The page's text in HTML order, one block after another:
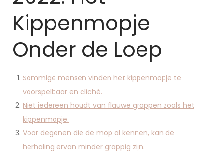
Kippenmopje
Onder de Loep
Sommige mensen vinden het kippenmopje te
voorspelbaar en cliché.
Niet iedereen houdt van flauwe grappen zoals het
kippenmopje.
Voor degenen die de mop al kennen, kan de
herhaling ervan minder grappig zijn.